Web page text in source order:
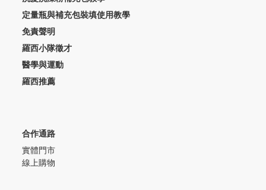
定量瓶與補充包裝填使用教學
免責聲明
羅西小隊徵才
醫學與運動
羅西推薦
合作通路
實體門市
線上購物